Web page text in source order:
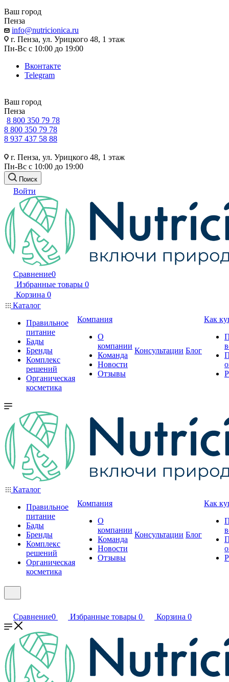
Ваш город
Пенза
info@nutricionica.ru
г. Пенза, ул. Урицкого 48, 1 этаж
Пн-Вс с 10:00 до 19:00
Вконтакте
Telegram
Ваш город
Пенза
8 800 350 79 78
8 800 350 79 78
8 937 437 58 88
г. Пенза, ул. Урицкого 48, 1 этаж
Пн-Вс с 10:00 до 19:00
Поиск
Войти
Сравнение0
Избранные товары 0
Корзина 0
Каталог
Правильное
питание
Бады
Бренды
Комплекс
решений
Органическая
косметика
Компания
О
компании
Команда
Новости
Отзывы
Консультации Блог
Как
Каталог
Правильное
питание
Бады
Бренды
Комплекс
решений
Органическая
косметика
Компания
О
компании
Команда
Новости
Отзывы
Консультации Блог
Как
Сравнение0 Избранные товары 0 Корзина 0